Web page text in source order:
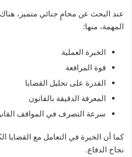
عند البحث عن محامٍ جنائي متميز،
المهمة، منها:
الخبرة العملية
قوة المرافعة
القدرة على تحليل القضايا
المعرفة الدقيقة بالقانون
سرعة التصرف في المواقف
كما أن الخبرة في التعامل مع القضايا
نجاح الدفاع.